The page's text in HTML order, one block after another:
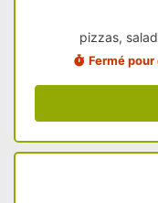
pizzas,
Fermé